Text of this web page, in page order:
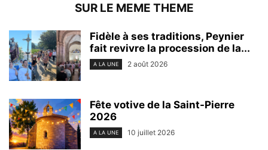
SUR LE MEME THEME
Fidèle à ses traditions, Peynier
fait revivre la procession de la...
A LA UNE 2 août 2026
Fête votive de la Saint-Pierre
2026
A LA UNE 10 juillet 2026